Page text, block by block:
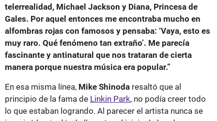
telerrealidad, Michael Jackson y Diana, Princesa de
Gales. Por aquel entonces me encontraba mucho en
alfombras rojas con famosos y pensaba: ‘Vaya, esto es
muy raro. Qué fenómeno tan extraño’. Me parecía
fascinante y antinatural que nos trataran de cierta
manera porque nuestra música era popular.”
En esa misma línea, Mike Shinoda resaltó que al
principio de la fama de Linkin Park, no podía creer todo
lo que estaban logrando. Al parecer el artista nunca se